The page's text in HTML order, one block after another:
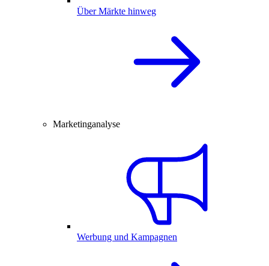
Über Märkte hinweg
Marketinganalyse
Werbung und Kampagnen